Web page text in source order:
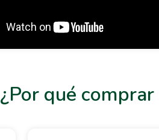
¿Por qué